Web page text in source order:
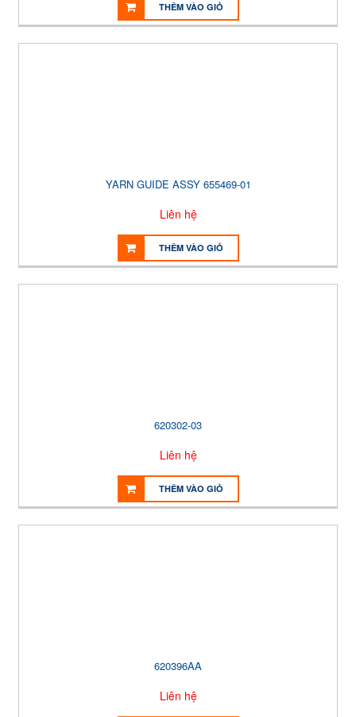
THÊM VÀO GIỎ
YARN GUIDE ASSY 655469-01
Liên hệ
THÊM VÀO GIỎ
620302-03
Liên hệ
THÊM VÀO GIỎ
620396AA
Liên hệ